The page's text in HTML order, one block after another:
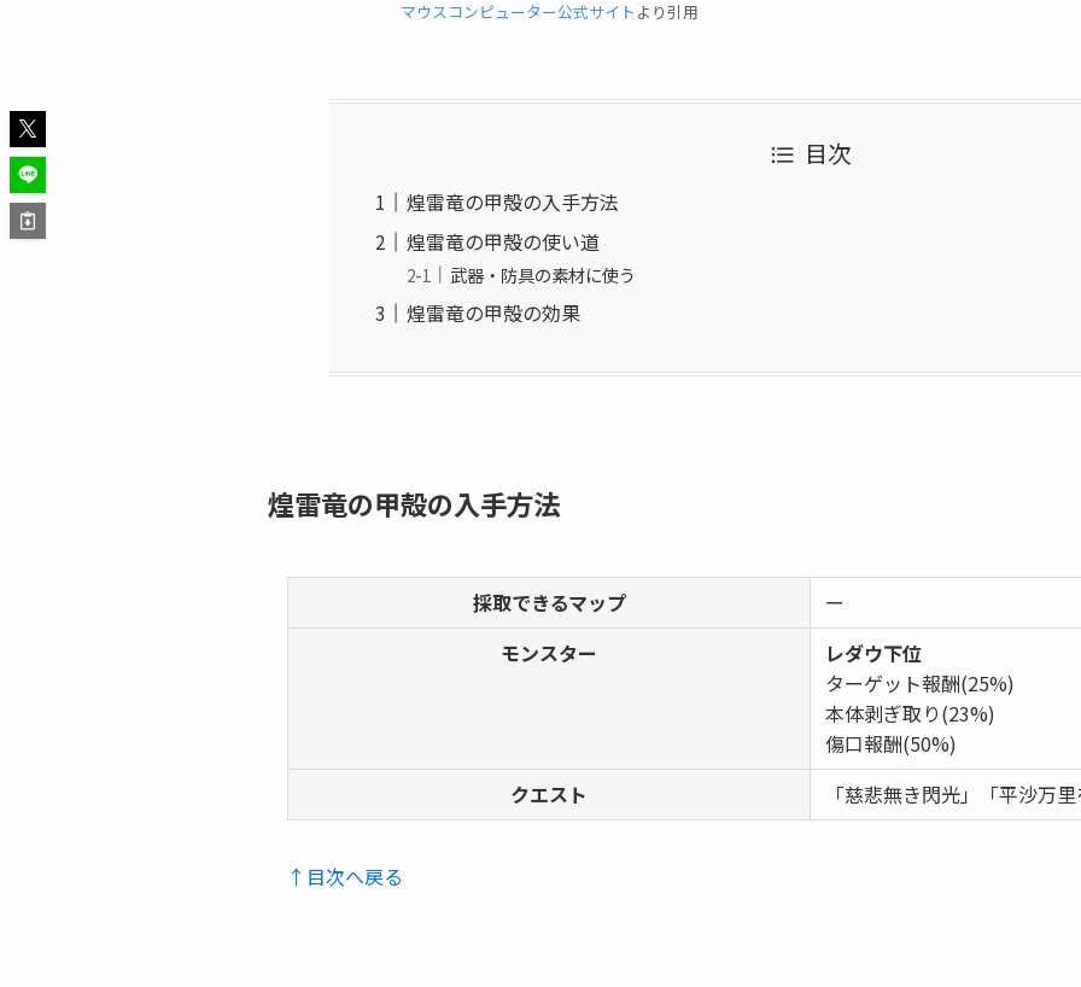
マウスコンピューター公式サイト より引用
目次
煌雷竜の甲殻の入手方法
煌雷竜の甲殻の使い道
武器・防具の素材に使う
煌雷竜の甲殻の効果
煌雷竜の甲殻の入手方法
採取できるマップ
ー
モンスター
レダウ下位
ターゲット報酬(25%)
本体剥ぎ取り(23%)
傷口報酬(50%)
クエスト
「慈悲無き閃光」「平沙万
↑目次へ戻る